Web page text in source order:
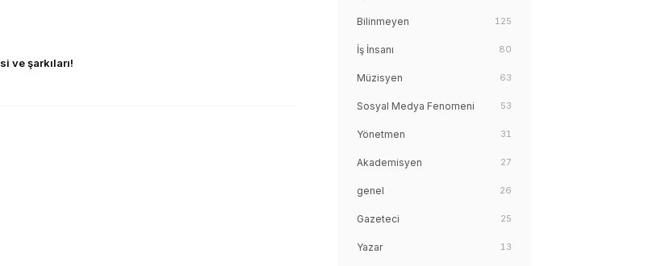
ve şarkıları!
Bilinmeyen 125
İş İnsanı 80
Müzisyen 63
Sosyal Medya Fenomeni 53
Yönetmen 31
Akademisyen 27
genel 26
Gazeteci 25
Yazar 13